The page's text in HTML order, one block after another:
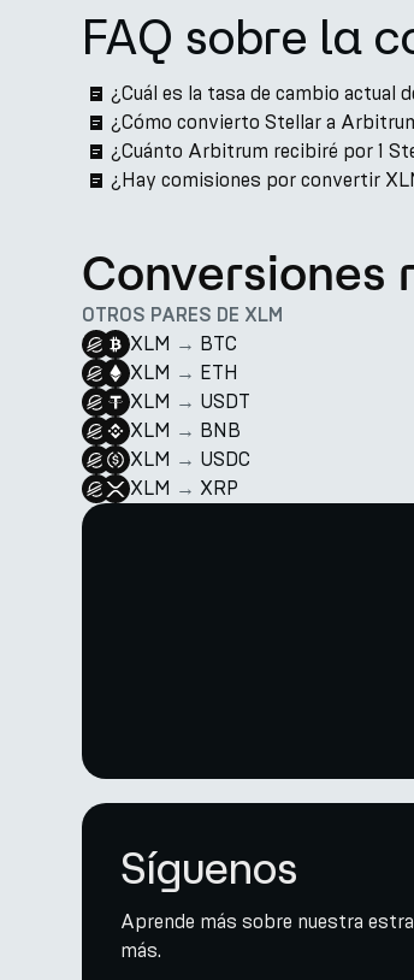
FAQ sobre la
¿Cuál es la tasa de cambio actual
¿Cómo convierto Stellar a
¿Cuánto Arbitrum recibiré por 1
¿Hay comisiones por convertir
Conversiones
OTROS PARES DE XLM
XLM → BTC
XLM → ETH
XLM → USDT
XLM → BNB
XLM → USDC
XLM → XRP
Síguenos
Aprende más sobre nuestra
más.